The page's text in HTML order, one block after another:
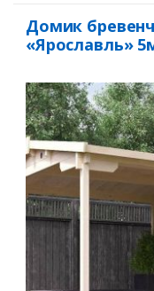
Домик
«Ярославль»